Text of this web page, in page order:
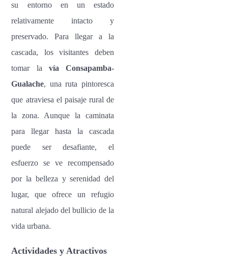
su entorno en un estado
relativamente intacto y
preservado. Para llegar a la
cascada, los visitantes deben
tomar la vía Consapamba-
Gualache, una ruta pintoresca
que atraviesa el paisaje rural de
la zona. Aunque la caminata
para llegar hasta la cascada
puede ser desafiante, el
esfuerzo se ve recompensado
por la belleza y serenidad del
lugar, que ofrece un refugio
natural alejado del bullicio de la
vida urbana.
Actividades y Atractivos